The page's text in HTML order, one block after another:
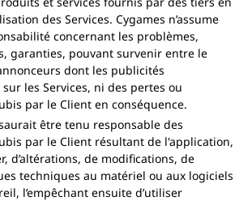
des Services. Cygames n’assume
concernant les problèmes,
garanties, pouvant survenir entre le
dont les publicités
les Services, ni des pertes ou
par le Client en conséquence.
être tenu responsable des
par le Client résultant de l'application,
d’altérations, de modifications, de
techniques au matériel ou aux logiciels
l’empêchant ensuite d’utiliser